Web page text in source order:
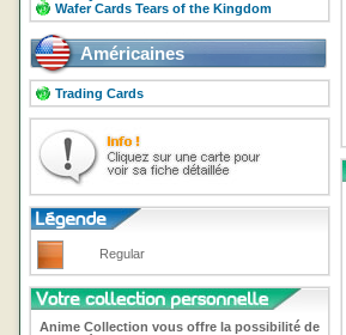
Wafer Cards Tears of the Kingdom
Américaines
Trading Cards
Regular
Anime Collection vous offre la possibilité de